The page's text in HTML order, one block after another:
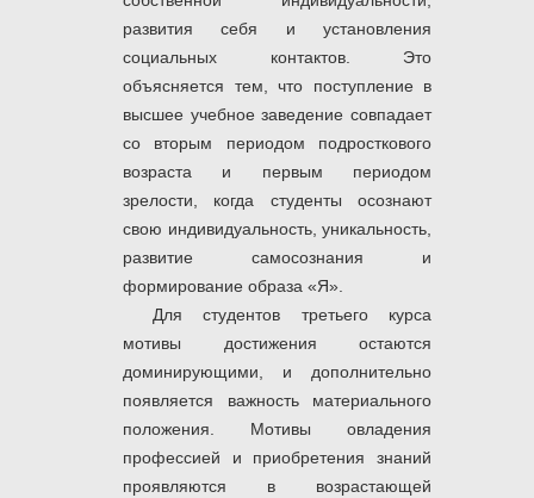
развития себя и установления
социальных контактов. Это
объясняется тем, что поступление в
высшее учебное заведение совпадает
со вторым периодом подросткового
возраста и первым периодом
зрелости, когда студенты осознают
свою индивидуальность, уникальность,
развитие самосознания и
формирование образа «Я».
Для студентов третьего курса
мотивы достижения остаются
доминирующими, и дополнительно
появляется важность материального
положения. Мотивы овладения
профессией и приобретения знаний
проявляются в возрастающей